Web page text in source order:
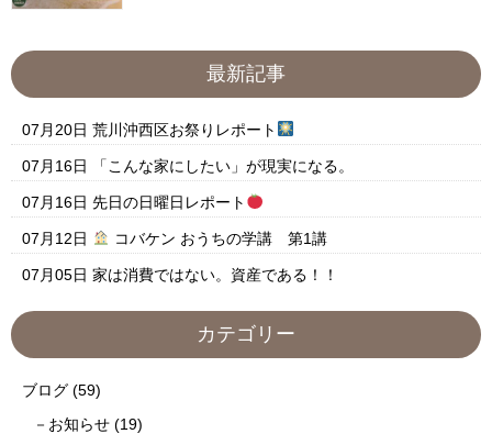
最新記事
07月20日 荒川沖西区お祭りレポート
07月16日 「こんな家にしたい」が現実になる。
07月16日 先日の日曜日レポート
07月12日 コバケン おうちの学講 第1講
07月05日 家は消費ではない。資産である！！
カテゴリー
ブログ (59)
お知らせ (19)